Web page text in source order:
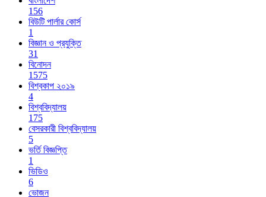
156
বিউটি পার্লার কোর্স
1
বিজ্ঞান ও প্রযুক্তি
31
বিনোদন
1575
বিশ্বকাপ ২০১৯
4
বিশ্ববিদ্যালয়
175
বেসরকারী বিশ্ববিদ্যালয়
5
ভর্তি বিজ্ঞপ্তি
1
ভিডিও
6
ভোজন